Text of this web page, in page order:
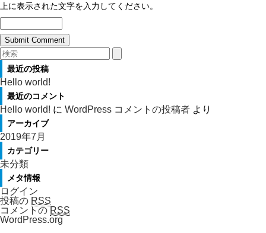
上に表示された文字を入力してください。
最近の投稿
Hello world!
最近のコメント
Hello world! に WordPress コメントの投稿者 より
アーカイブ
2019年7月
カテゴリー
未分類
メタ情報
ログイン
投稿の RSS
コメントの RSS
WordPress.org